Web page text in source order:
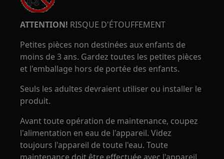
ATTENTION! RISQUE D'ÉTOUFFEMENT
Petites pièces non destinées aux enfants de
moins de 3 ans. Gardez toutes les petites pièces
et l'emballage hors de portée des enfants.
Seuls les adultes devraient utiliser ou installer le
produit.
Avant toute opération de maintenance, coupez
l'alimentation en eau de l'appareil. Videz
toujours l'appareil de toute l'eau. Toute